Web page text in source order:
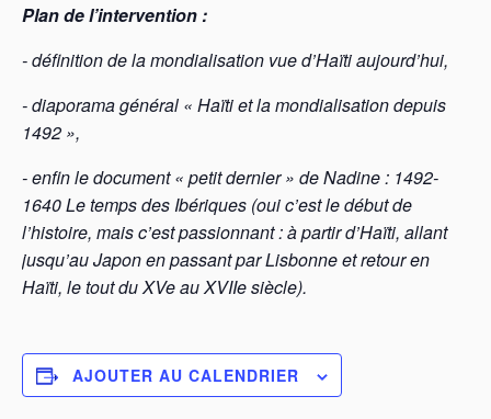
Plan de l’intervention :
- définition de la mondialisation vue d’Haïti aujourd’hui,
- diaporama général « Haïti et la mondialisation depuis
1492 »,
- enfin le document « petit dernier » de Nadine : 1492-
1640 Le temps des Ibériques (oui c’est le début de
l’histoire, mais c’est passionnant : à partir d’Haïti, allant
jusqu’au Japon en passant par Lisbonne et retour en
Haïti, le tout du XVe au XVIIe siècle).
AJOUTER AU CALENDRIER